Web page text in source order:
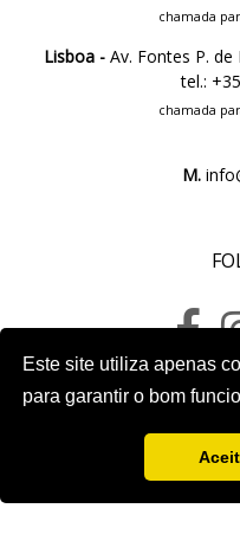
Este site utiliza apenas
para garantir o bom
chamada
Lisboa - Av. Fontes P.
tel.:
chamada
M.